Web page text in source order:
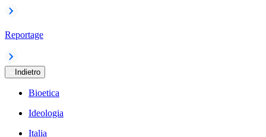
Reportage
Indietro
Bioetica
Ideologia
Italia